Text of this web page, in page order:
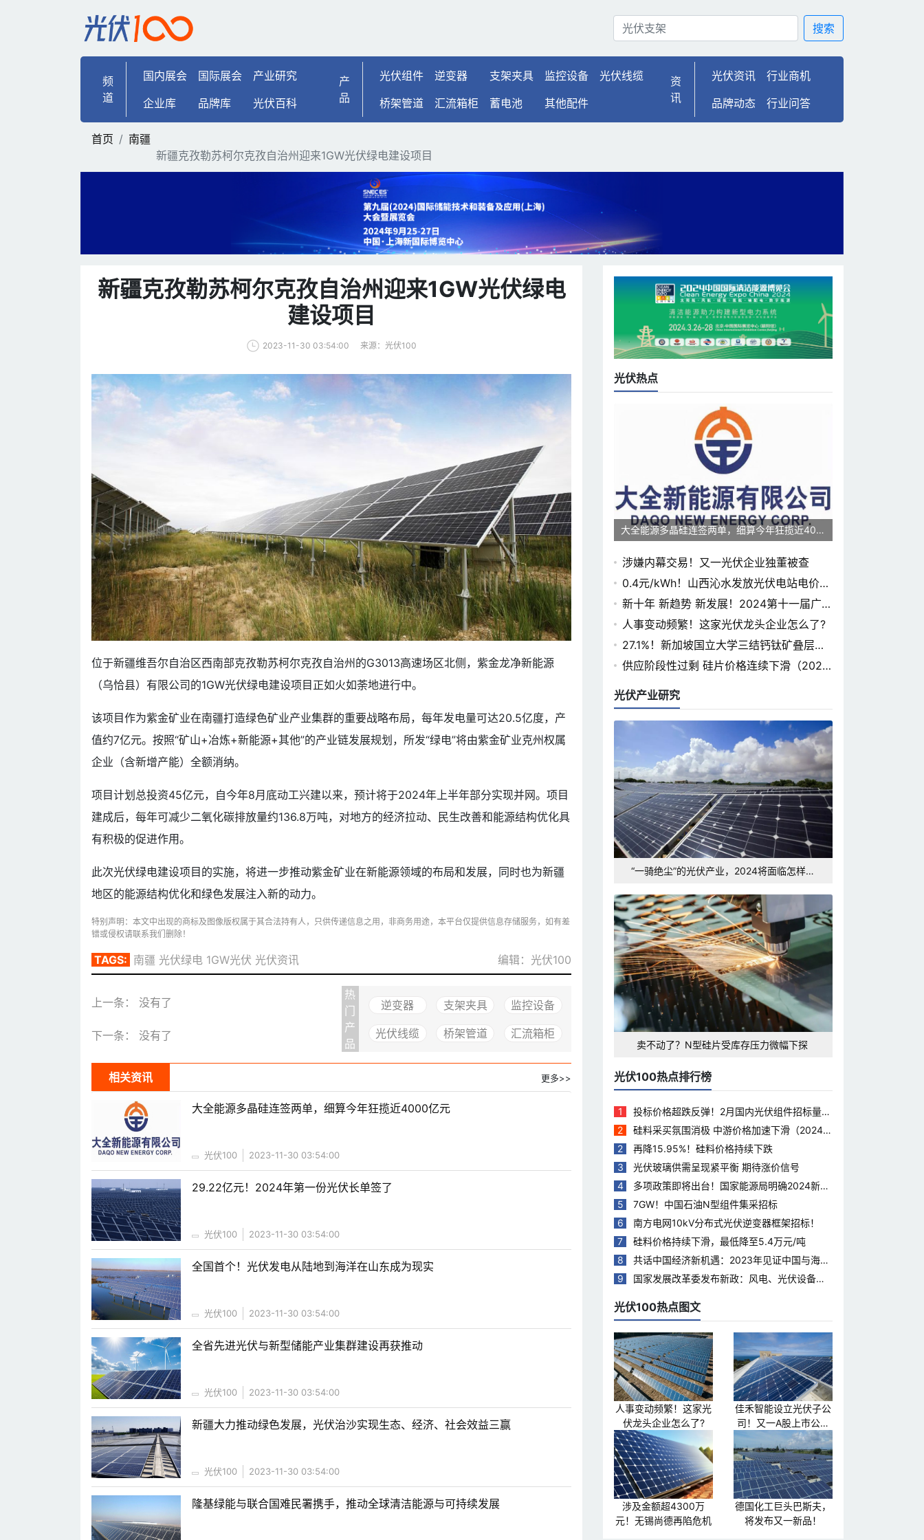
新疆克孜勒苏柯尔克孜自治州迎来1GW光伏绿电建设项目 | 光伏100搜索
频
道
国内展会 国际展会
产业研究
企业库
品牌库 光伏百科
产
品
光伏组件 逆变器 支架夹具 监控设备
光伏线缆
桥架管道
汇流箱柜 蓄电池 其他配件
资
讯
光伏资讯
行业商机
品牌动态
行业问答
首页
南疆
新疆克孜勒苏柯尔克孜自治州迎来1GW光伏绿电建设项目
新疆克孜勒苏柯尔克孜自治州迎来1GW光伏绿电
建设项目
2023-11-30 03:54:00 来源：光伏100
位于新疆维吾尔自治区西南部克孜勒苏柯尔克孜自治州的G3013高速场区北侧，紫金龙净新能源
（乌恰县）有限公司的1GW光伏绿电建设项目正如火如荼地进行中。
该项目作为紫金矿业在南疆打造绿色矿业产业集群的重要战略布局，每年发电量可达20.5亿度，产
值约7亿元。按照“矿山+冶炼+新能源+其他”的产业链发展规划，所发“绿电”将由紫金矿业克州权属
企业（含新增产能）全额消纳。
项目计划总投资45亿元，自今年8月底动工兴建以来，预计将于2024年上半年部分实现并网。项目
建成后，每年可减少二氧化碳排放量约136.8万吨，对地方的经济拉动、民生改善和能源结构优化具
有积极的促进作用。
此次光伏绿电建设项目的实施，将进一步推动紫金矿业在新能源领域的布局和发展，同时也为新疆
地区的能源结构优化和绿色发展注入新的动力。
特别声明：本文中出现的商标及图像版权属于其合法持有人，只供传递信息之用，非商务用途，本平台仅提供信息存储服务，如有差
错或侵权请联系我们删除！
TAGS: 南疆 光伏绿电 1GW光伏 光伏资讯 编辑：光伏100
上一条： 没有了
下一条： 没有了
热
门
产
品
逆变器 支架夹具 监控设备
光伏线缆 桥架管道 汇流箱柜
相关资讯 更多>>
大全能源多晶硅连签两单，细算今年狂揽近4000亿元
光伏100 2023-11-30 03:54:00
29.22亿元！2024年第一份光伏长单签了
光伏100 2023-11-30 03:54:00
全国首个！光伏发电从陆地到海洋在山东成为现实
光伏100 2023-11-30 03:54:00
全省先进光伏与新型储能产业集群建设再获推动
光伏100 2023-11-30 03:54:00
新疆大力推动绿色发展，光伏治沙实现生态、经济、社会效益三赢
光伏100 2023-11-30 03:54:00
隆基绿能与联合国难民署携手，推动全球清洁能源与可持续发展
光伏热点
大全能源多晶硅连签两单，细算今年狂揽近400
0亿元
涉嫌内幕交易！又一光伏企业独董被查
0.4元/kWh！山西沁水发放光伏电站电价补
贴
新十年 新趋势 新发展！2024第十一届广东
省光伏论坛即将开幕
人事变动频繁！这家光伏龙头企业怎么了?
27.1%！新加坡国立大学三结钙钛矿叠层认
证率突破
供应阶段性过剩 硅片价格连续下滑（2024.
光伏产业研究
“一骑绝尘”的光伏产业，2024将面临怎样的
卖不动了？N型硅片受库存压力微幅下探
光伏100热点排行榜
1
投标价格超跌反弹！2月国内光伏组件招标量下
滑35.5%
2
硅料采买氛围消极 中游价格加速下滑（2024.
3.28）
2
再降15.95%！硅料价格持续下跌
3
光伏玻璃供需呈现紧平衡 期待涨价信号
4
多项政策即将出台！国家能源局明确2024新能
源工作重点
5
7GW！中国石油N型组件集采招标
6
南方电网10kV分布式光伏逆变器框架招标！
7
硅料价格持续下滑，最低降至5.4万元/吨
8
共话中国经济新机遇：2023年见证中国与海合
会国家合作热度持续升温
9
国家发展改革委发布新政：风电、光伏设备回
光伏100热点图文
人事变动频繁！这家光
伏龙头企业怎么了?
佳禾智能设立光伏子公
司！又一A股上市公司
跨界光伏
涉及金额超4300万
元！无锡尚德再陷危机
德国化工巨头巴斯夫，
将发布又一新品！